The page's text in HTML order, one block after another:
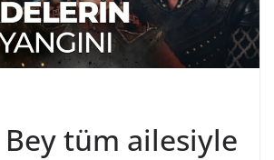
tüm ailesiyle